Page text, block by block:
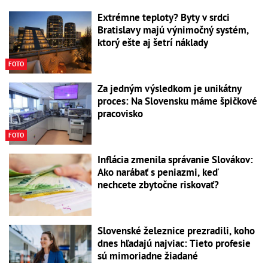
FOTO
Extrémne teploty? Byty v srdci
Bratislavy majú výnimočný systém,
ktorý ešte aj šetrí náklady
FOTO
Za jedným výsledkom je unikátny
proces: Na Slovensku máme špičkové
pracovisko
Inflácia zmenila správanie Slovákov:
Ako narábať s peniazmi, keď
nechcete zbytočne riskovať?
Slovenské železnice prezradili, koho
dnes hľadajú najviac: Tieto profesie
sú mimoriadne žiadané